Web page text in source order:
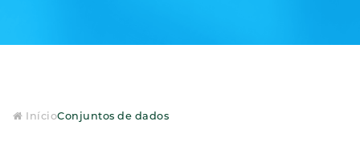
InícioConjuntos de dados